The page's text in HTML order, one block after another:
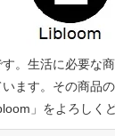
。生活に必要な
ます。その商品
」をよろしく